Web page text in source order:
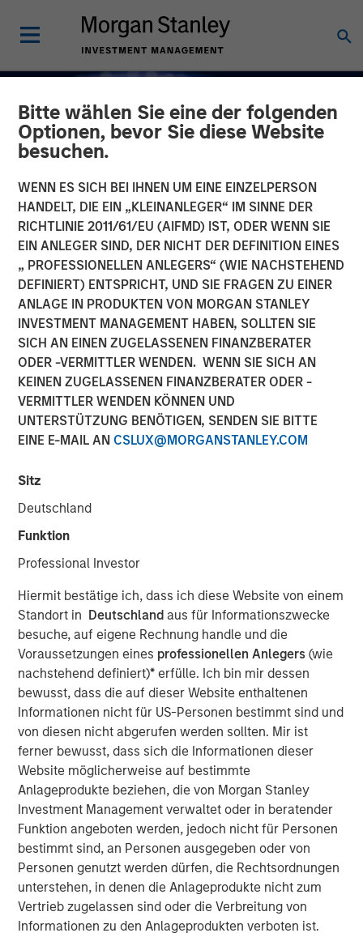
Bitte wählen Sie eine der folgenden
Optionen, bevor Sie diese Website
besuchen.
WENN ES SICH BEI IHNEN UM EINE EINZELPERSON
HANDELT, DIE EIN „KLEINANLEGER“ IM SINNE DER
RICHTLINIE 2011/61/EU (AIFMD) IST, ODER WENN SIE
EIN ANLEGER SIND, DER NICHT DER DEFINITION EINES
„ PROFESSIONELLEN ANLEGERS“ (WIE NACHSTEHEND
DEFINIERT) ENTSPRICHT, UND SIE FRAGEN ZU EINER
ANLAGE IN PRODUKTEN VON MORGAN STANLEY
INVESTMENT MANAGEMENT HABEN, SOLLTEN SIE
SICH AN EINEN ZUGELASSENEN FINANZBERATER
ODER -VERMITTLER WENDEN. WENN SIE SICH AN
KEINEN ZUGELASSENEN FINANZBERATER ODER -
VERMITTLER WENDEN KÖNNEN UND
UNTERSTÜTZUNG BENÖTIGEN, SENDEN SIE BITTE
EINE E-MAIL AN CSLUX@MORGANSTANLEY.COM
Sitz
Deutschland
Funktion
Professional Investor
Hiermit bestätige ich, dass ich diese Website von einem
Standort in Deutschland aus für Informationszwecke
besuche, auf eigene Rechnung handle und die
Voraussetzungen eines professionellen Anlegers(wie
nachstehend definiert)* erfülle. Ich bin mir dessen
bewusst, dass die auf dieser Website enthaltenen
Informationen nicht für US-Personen bestimmt sind und
von diesen nicht abgerufen werden sollten. Mir ist
ferner bewusst, dass sich die Informationen dieser
Website möglicherweise auf bestimmte
Anlageprodukte beziehen, die von Morgan Stanley
Investment Management verwaltet oder in beratender
Funktion angeboten werden, jedoch nicht für Personen
bestimmt sind, an Personen ausgegeben oder von
Personen genutzt werden dürfen, die Rechtsordnungen
unterstehen, in denen die Anlageprodukte nicht zum
Vertrieb zugelassen sind oder die Verbreitung von
Informationen zu den Anlageprodukten verboten ist.
INSIGHTS
Capex as a Catalyst:
Unlocking Broader
Business Momentum
19 AUGUST 2025
The Author
Managing Director
“We think the network effects of greater
capital expenditure will be vast, both for the
companies investing in their businesses
and those downstream who generate more
business as a result.”
Corporations constantly make decisions in the face of
uncertainty—but the type of uncertainty matters. Is it
cyclical and tied to the economic cycle, structural or
even existential? The new U.S. Administration has added
significant structural uncertainty1 to the already
persistent economic concerns of recent years. The
weight of these twin uncertainties has kept many
corporate leaders hesitant to commit capital and make